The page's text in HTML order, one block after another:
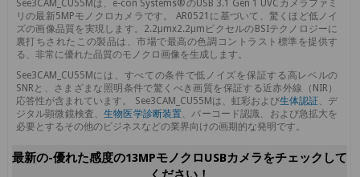
See3CAM_CU55Mは、e-con Systems®のUSB 3.1 Gen 1 UVCカメラファミ
リの最新5MPモノクロカメラです。 AR0521に基づいて、驚くほど低ノイ
ズの画像品質を実現します。2.2μmx2.2μmピクセルのBSIテクノロジーに
裏打ちされたこの製品は、市場で最高の色調コントラスト標準を提供す
る、非常に優れた品質のモノクロ画像を生成します。
See3CAM_CU55Mには、すべての条件で低ノイズを保証する高レベルの
SNRと、さまざまな照明条件で驚くべき画質を保証する近赤外線（NIR）
応答性が含まれています。 See3CAM_CU55Mは、虹彩および生体認証、デ
ジタル顕微鏡検査、生物医学診断装置、バーコード認識、および急拡大を
必要とするその他のビジネスなどの業界向けの画期的な発明です。
最新の-優れた感度の13MPモノクロUSBカメラをチェックして